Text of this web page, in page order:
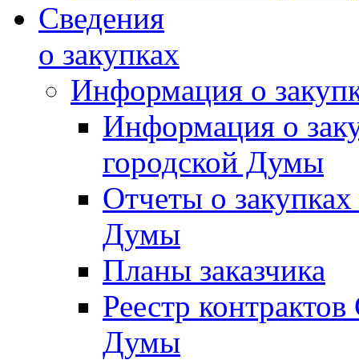
Сведения
о закупках
Информация о
Информация о
городской Думы
Отчеты о
Думы
Планы заказчика
Реестр
Думы